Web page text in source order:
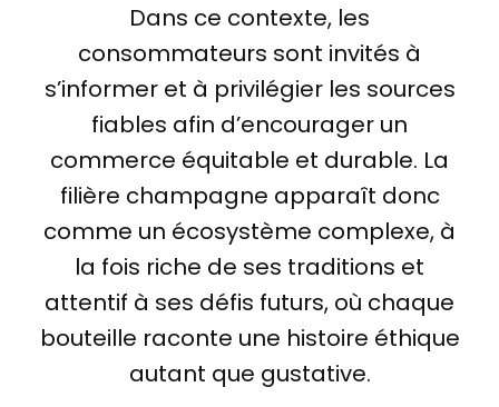
Dans ce contexte, les
consommateurs sont invités à
s’informer et à privilégier les sources
fiables afin d’encourager un
commerce équitable et durable. La
filière champagne apparaît donc
comme un écosystème complexe, à
la fois riche de ses traditions et
attentif à ses défis futurs, où chaque
bouteille raconte une histoire éthique
autant que gustative.